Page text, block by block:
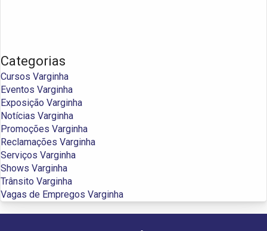
Categorias
Cursos Varginha
Eventos Varginha
Exposição Varginha
Notícias Varginha
Promoções Varginha
Reclamações Varginha
Serviços Varginha
Shows Varginha
Trânsito Varginha
Vagas de Empregos Varginha